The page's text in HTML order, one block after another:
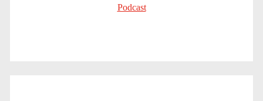
Podcast